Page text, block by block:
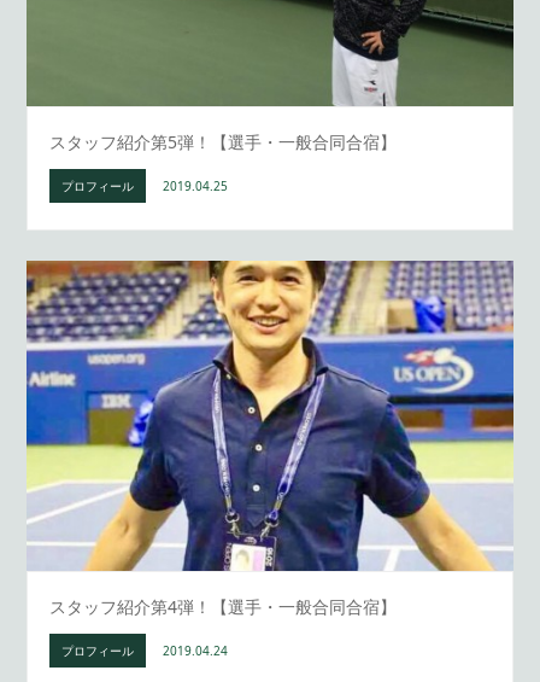
スタッフ紹介第5弾！【選手・一般合同合宿】
プロフィール 2019.04.25
スタッフ紹介第4弾！【選手・一般合同合宿】
プロフィール 2019.04.24